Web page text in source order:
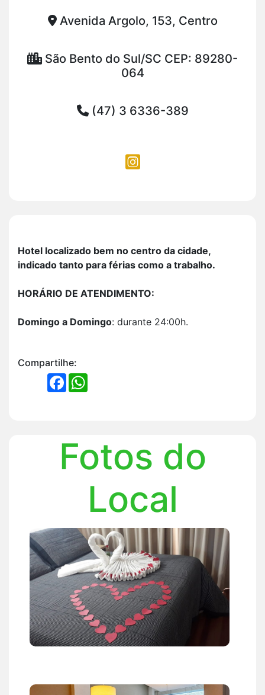
Avenida Argolo, 153, Centro
São Bento do Sul/SC CEP: 89280-
064
(47) 3 6336-389
Hotel localizado bem no centro da cidade,
indicado tanto para férias como a trabalho.
HORÁRIO DE ATENDIMENTO:
Domingo a Domingo: durante 24:00h.
Compartilhe:
FACEBOOK
Fotos do
Local